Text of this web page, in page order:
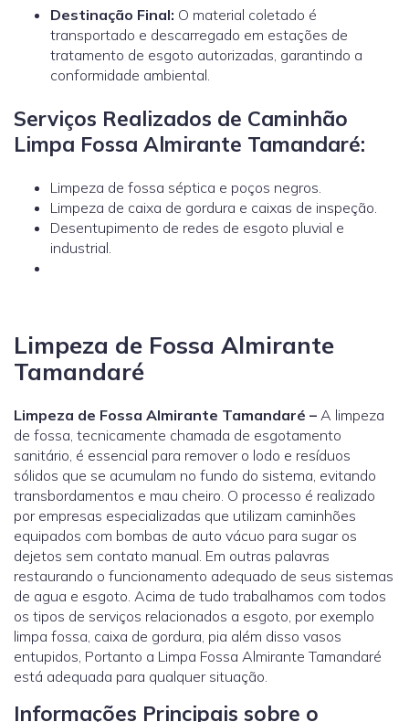
Destinação Final: O material coletado é
transportado e descarregado em estações de
tratamento de esgoto autorizadas, garantindo a
conformidade ambiental.
Serviços Realizados de Caminhão
Limpa Fossa Almirante Tamandaré:
Limpeza de fossa séptica e poços negros.
Limpeza de caixa de gordura e caixas de inspeção.
Desentupimento de redes de esgoto pluvial e
industrial.
Limpeza de Fossa Almirante
Tamandaré
Limpeza de Fossa Almirante Tamandaré – A limpeza
de fossa, tecnicamente chamada de esgotamento
sanitário, é essencial para remover o lodo e resíduos
sólidos que se acumulam no fundo do sistema, evitando
transbordamentos e mau cheiro. O processo é realizado
por empresas especializadas que utilizam caminhões
equipados com bombas de auto vácuo para sugar os
dejetos sem contato manual. Em outras palavras
restaurando o funcionamento adequado de seus sistemas
de agua e esgoto. Acima de tudo trabalhamos com todos
os tipos de serviços relacionados a esgoto, por exemplo
limpa fossa, caixa de gordura, pia além disso vasos
entupidos, Portanto a Limpa Fossa Almirante Tamandaré
está adequada para qualquer situação.
Informações Principais sobre o